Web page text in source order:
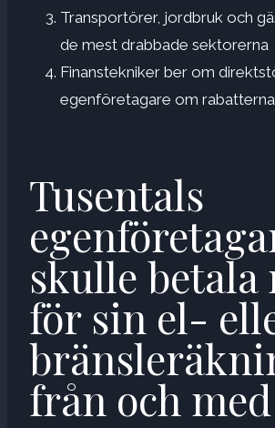
Transportörer, jordbruk och
de mest drabbade sektorerna
Finanstekniker ber om
egenföretagare om
Tusentals
skulle betala
för sin el-
från och